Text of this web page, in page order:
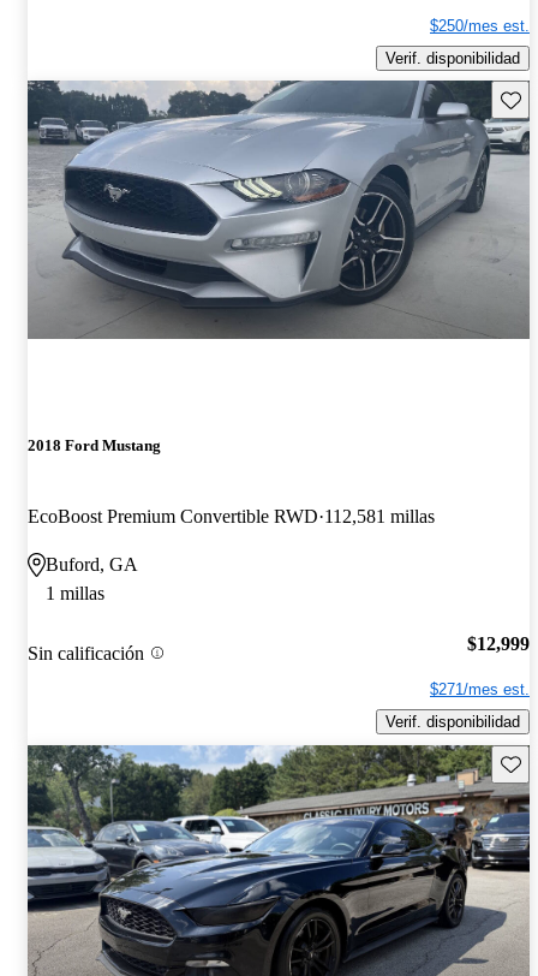
$250/mes est.
Verif. disponibilidad
2018 Ford Mustang
EcoBoost Premium Convertible RWD 112,581 millas
Buford, GA
1 millas
Sin calificación $12,999
$271/mes est.
Verif. disponibilidad